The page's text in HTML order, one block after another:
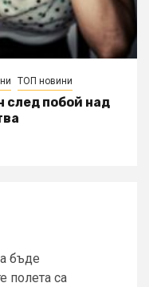
ТОП новини
побой над
бъде
полета са